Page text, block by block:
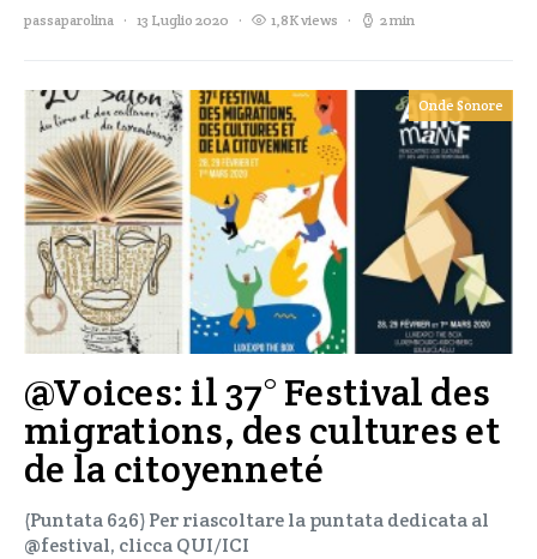
passaparolina 13 Luglio 2020 1,8K views 2 min
Onde Sonore
@Voices: il 37° Festival des
migrations, des cultures et
de la citoyenneté
(Puntata 626) Per riascoltare la puntata dedicata al
@festival, clicca QUI/ICI